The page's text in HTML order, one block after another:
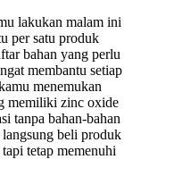
lakukan malam ini
per satu produk
bahan yang perlu
membantu setiap
menemukan
memiliki zinc oxide
tanpa bahan-bahan
beli produk
tetap memenuhi